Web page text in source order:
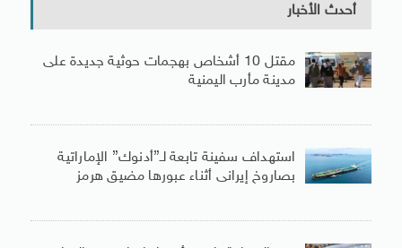
أحدث الأخبار
مقتل 10 أشخاص بهجمات حوثية جديدة على
مدينة مأرب اليمنية
استهداف سفينة تابعة لـ”أدنوك” الإماراتية
بصاروخ إيرانى أثناء عبورها مضيق هرمز